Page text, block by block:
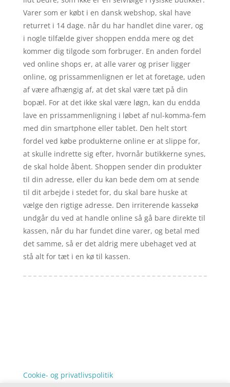
Varer som er købt i en dansk webshop, skal have
returret i 14 dage. når du har handlet dine varer, og
i nogle tilfælde giver shoppen endda mere og det
kommer dig tilgode som forbruger. En anden fordel
ved online shops er, at alle varer og priser ligger
online, og prissammenlignen er let at foretage, uden
af være afhængig af, at det skal være tæt på din
bopæl. For at det ikke skal være løgn, kan du endda
lave en prissammenligning i løbet af nul-komma-fem
med din smartphone eller tablet. Den helt stort
fordel ved købe produkterne online er at slippe for,
at skulle indrette sig efter, hvornår butikkerne synes,
de skal holde åbent. Shoppen sender din produkter
til din adresse, eller du kan bede dem om at sende
til dit arbejde i stedet for, du skal bare huske at
vælge den rigtige adresse. Den irriterende kassekø
undgår du ved at handle online så gå bare direkte til
kassen, når du har fundet dine varer, og betal med
det samme, så er det aldrig mere ubehaget ved at
stå alt for tæt i en kø til kassen.
Cookie- og privatlivspolitik